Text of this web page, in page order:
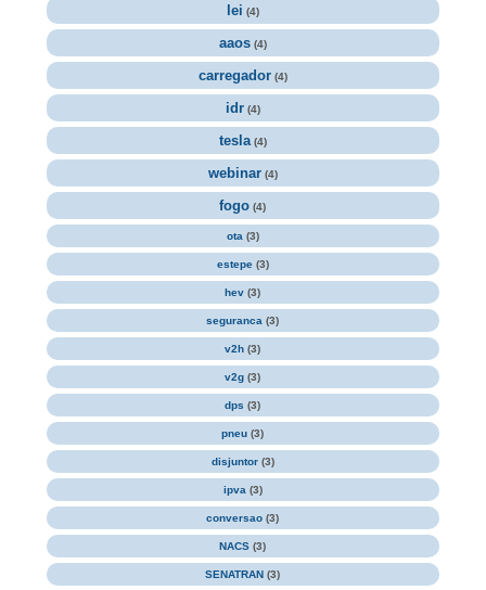
lei (4)
aaos (4)
carregador (4)
idr (4)
tesla (4)
webinar (4)
fogo (4)
ota (3)
estepe (3)
hev (3)
seguranca (3)
v2h (3)
v2g (3)
dps (3)
pneu (3)
disjuntor (3)
ipva (3)
conversao (3)
NACS (3)
SENATRAN (3)